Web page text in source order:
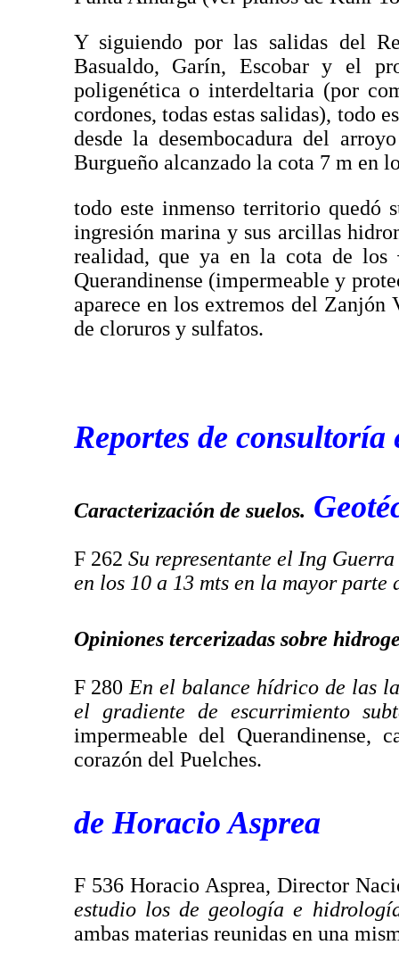
Y siguiendo por las salidas del
Basualdo, Garín, Escobar y el
poligenética o interdeltaria (por
cordones, todas estas salidas), todo
desde la desembocadura del
Burgueño alcanzado la cota 7 m en
todo este inmenso territorio quedó
ingresión marina y sus arcillas
realidad, que ya en la cota de
Querandinense (impermeable y
aparece en los extremos del
de cloruros y sulfatos.
Reportes de
Caracterización de suelos.
F 262 Su representante el Ing
en los 10 a 13 mts en la mayor parte
Opiniones tercerizadas sobre
F 280 En el balance hídrico de las
el gradiente de escurrimiento
impermeable del Querandinense,
corazón del Puelches.
de Horacio Asprea
F 536 Horacio Asprea, Director
estudio los de geología e
ambas materias reunidas en una